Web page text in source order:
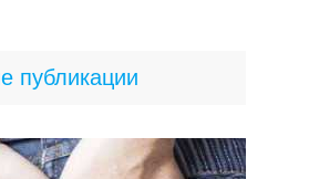
публикации